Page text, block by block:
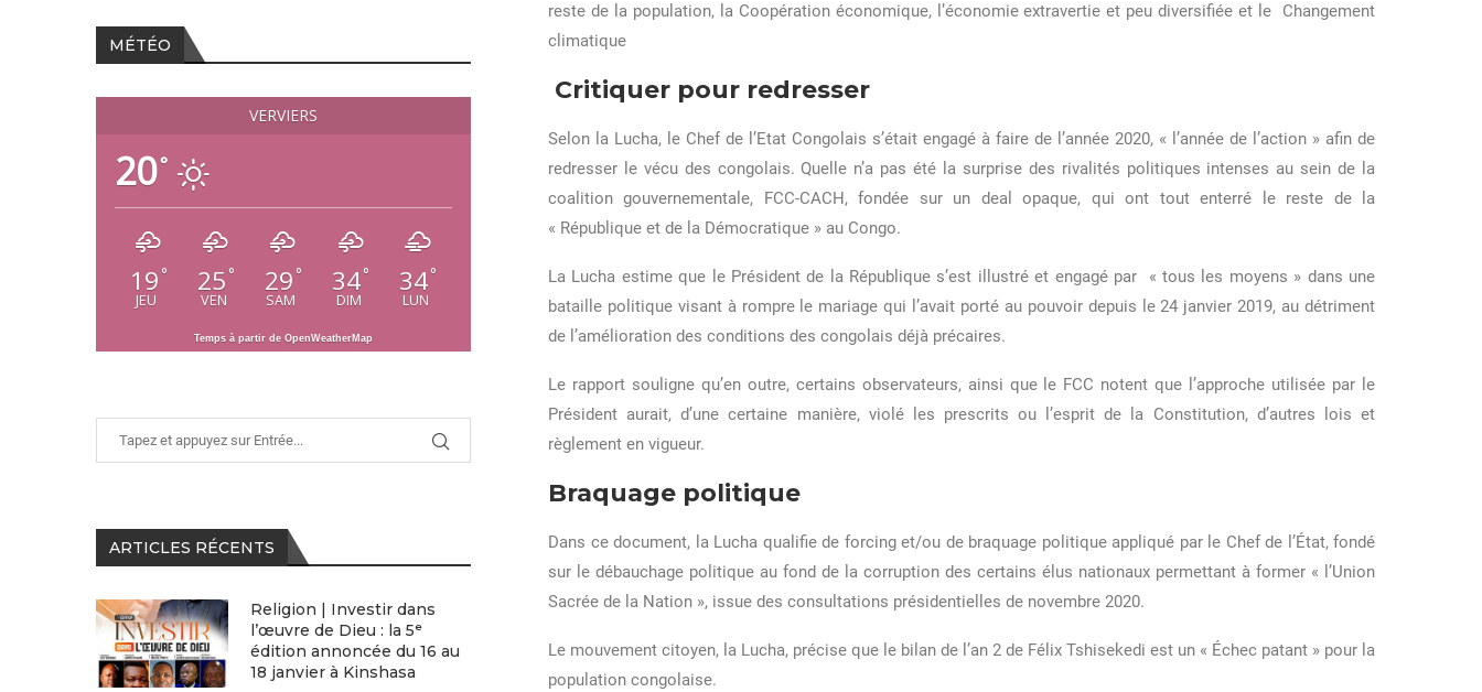
reste de la population, la Coopération économique, l’économie extravertie et peu diversifiée et le Changement
climatique
Critiquer pour redresser
Selon la Lucha, le Chef de l’Etat Congolais s’était engagé à faire de l’année 2020, « l’année de l’action » afin de
redresser le vécu des congolais. Quelle n’a pas été la surprise des rivalités politiques intenses au sein de la
coalition gouvernementale, FCC-CACH, fondée sur un deal opaque, qui ont tout enterré le reste de la
« République et de la Démocratique » au Congo.
La Lucha estime que le Président de la République s’est illustré et engagé par « tous les moyens » dans une
bataille politique visant à rompre le mariage qui l’avait porté au pouvoir depuis le 24 janvier 2019, au détriment
de l’amélioration des conditions des congolais déjà précaires.
Le rapport souligne qu’en outre, certains observateurs, ainsi que le FCC notent que l’approche utilisée par le
Président aurait, d’une certaine manière, violé les prescrits ou l’esprit de la Constitution, d’autres lois et
règlement en vigueur.
Braquage politique
Dans ce document, la Lucha qualifie de forcing et/ou de braquage politique appliqué par le Chef de l’État, fondé
sur le débauchage politique au fond de la corruption des certains élus nationaux permettant à former « l’Union
Sacrée de la Nation », issue des consultations présidentielles de novembre 2020.
Le mouvement citoyen, la Lucha, précise que le bilan de l’an 2 de Félix Tshisekedi est un « Échec patant » pour la
population congolaise.
MÉTÉO
VERVIERS
20°
19 °
JEU
25 °
VEN
29 °
SAM
34°
DIM
34°
LUN
Temps à partir de OpenWeatherMap
ARTICLES RÉCENTS
Religion | Investir dans
l’œuvre de Dieu : la 5ᵉ
édition annoncée du 16 au
18 janvier à Kinshasa